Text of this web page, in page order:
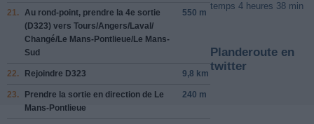
21. Au rond-point, prendre la 4e sortie
(D323) vers Tours/Angers/Laval/
Changé/Le Mans-Pontlieue/Le Mans-
Sud
550 m
22. Rejoindre D323 9,8 km
23. Prendre la sortie en direction de Le
Mans-Pontlieue
240 m
temps 4 heures 38 min
Planderoute en
twitter